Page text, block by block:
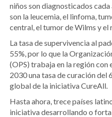
niños son diagnosticados
son la leucemia, el linfoma,
central, el tumor de Wilms y
La tasa de supervivencia al
55%, por lo que la
(OPS) trabaja en la región
2030 una tasa de curación del
global de la iniciativa CureAll.
Hasta ahora, trece países
iniciativa desarrollando o